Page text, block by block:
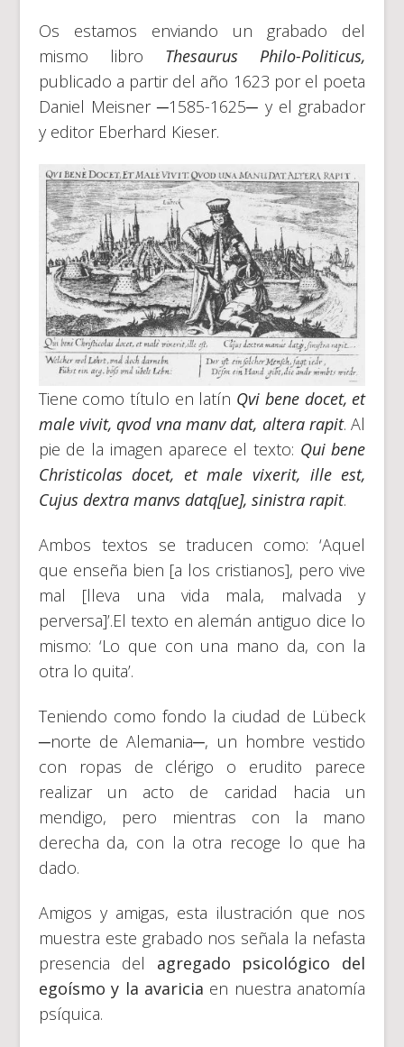
Os estamos enviando un grabado del
mismo libro Thesaurus Philo-Politicus,
publicado a partir del año 1623 por el poeta
Daniel Meisner ─1585-1625─ y el grabador
y editor Eberhard Kieser.
Tiene como título en latín Qvi bene docet, et
male vivit, qvod vna manv dat, altera rapit. Al
pie de la imagen aparece el texto: Qui bene
Christicolas docet, et male vixerit, ille est,
Cujus dextra manvs datq[ue], sinistra rapit.
Ambos textos se traducen como: ‘Aquel
que enseña bien [a los cristianos], pero vive
mal [lleva una vida mala, malvada y
perversa]’.El texto en alemán antiguo dice lo
mismo: ‘Lo que con una mano da, con la
otra lo quita’.
Teniendo como fondo la ciudad de Lübeck
─norte de Alemania─, un hombre vestido
con ropas de clérigo o erudito parece
realizar un acto de caridad hacia un
mendigo, pero mientras con la mano
derecha da, con la otra recoge lo que ha
dado.
Amigos y amigas, esta ilustración que nos
muestra este grabado nos señala la nefasta
presencia del agregado psicológico del
egoísmo y la avaricia en nuestra anatomía
psíquica.